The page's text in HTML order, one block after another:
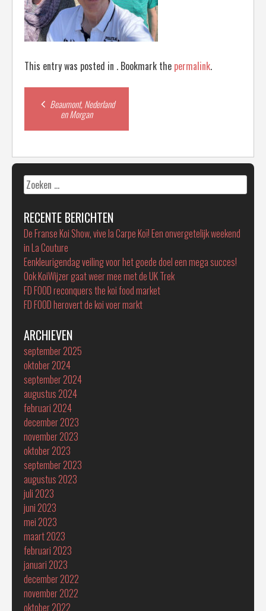
This entry was posted in . Bookmark the permalink.
Post
navigation
Beaumont, Nederland
en Morgan
Zoeken
naar:
RECENTE BERICHTEN
De Franse Koi Show, vive la Carpe Koï! Een onvergetelijk weekend
in La Couture
Eenkleurigendag veiling voor het goede doel een mega succes!
Ook KoiWijzer gaat weer mee met de UK Trek
FD FOOD reconquers the koi food market
FD FOOD herovert de koi voer markt
ARCHIEVEN
september 2025
oktober 2024
september 2024
augustus 2024
februari 2024
december 2023
november 2023
oktober 2023
september 2023
augustus 2023
juli 2023
juni 2023
mei 2023
maart 2023
februari 2023
januari 2023
december 2022
november 2022
oktober 2022